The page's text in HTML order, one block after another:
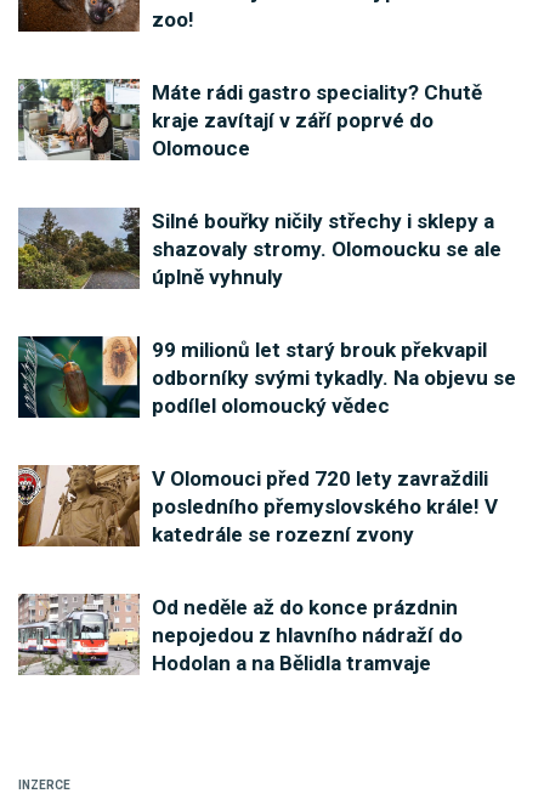
zoo!
Máte rádi gastro speciality? Chutě
kraje zavítají v září poprvé do
Olomouce
Silné bouřky ničily střechy i sklepy a
shazovaly stromy. Olomoucku se ale
úplně vyhnuly
99 milionů let starý brouk překvapil
odborníky svými tykadly. Na objevu se
podílel olomoucký vědec
V Olomouci před 720 lety zavraždili
posledního přemyslovského krále! V
katedrále se rozezní zvony
Od neděle až do konce prázdnin
nepojedou z hlavního nádraží do
Hodolan a na Bělidla tramvaje
INZERCE